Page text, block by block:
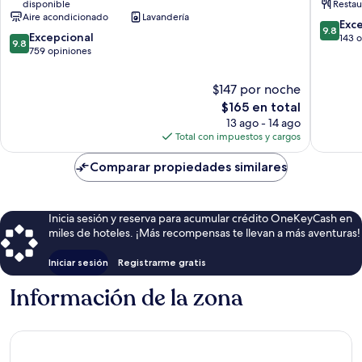
de
la
ciudad
de
disponible
Aire acondicionado
Lavandería
9.8
de
9.8 Excepcional
759 opiniones
$147 por noche
El
precio
actual
es
de
$165
$165 en total
13 ago - 14 ago
Total con impuestos y cargos
Hotels
Centro
de
9.8
de
9.8
143
Comparar propiedades similares
Inicia sesión y reserva para acumular crédito OneKeyCash en
miles de hoteles. ¡Más recompensas te llevan a más aventuras!
Iniciar sesión Registrarme gratis
Información de la zona